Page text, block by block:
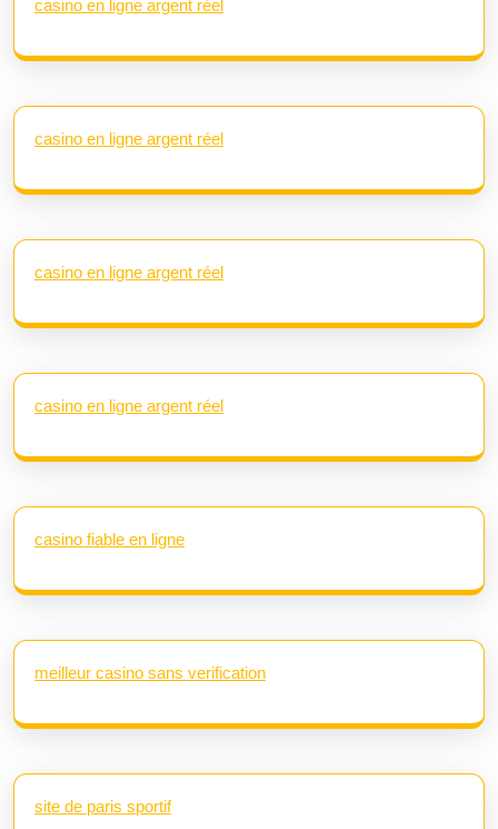
casino en ligne argent réel
casino en ligne argent réel
casino en ligne argent réel
casino en ligne argent réel
casino fiable en ligne
meilleur casino sans verification
site de paris sportif